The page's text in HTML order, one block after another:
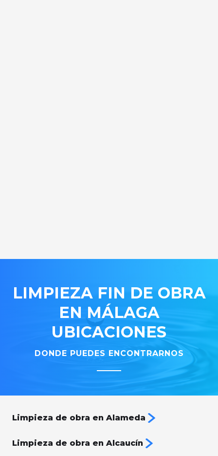
LIMPIEZA FIN DE OBRA
EN MÁLAGA
UBICACIONES
DONDE PUEDES ENCONTRARNOS
Limpieza de obra en Alameda
Limpieza de obra en Alcaucín